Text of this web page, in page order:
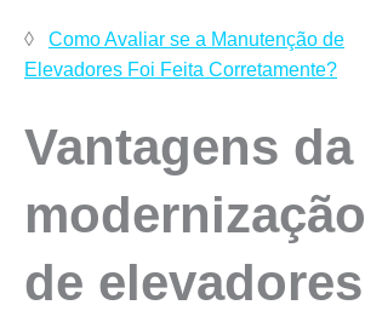
◊ Como Avaliar se a Manutenção de
Elevadores Foi Feita Corretamente?
Vantagens da
modernização
de elevadores